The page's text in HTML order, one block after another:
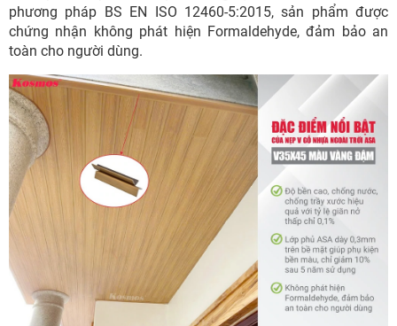
phương pháp BS EN ISO 12460-5:2015, sản phẩm được
chứng nhận không phát hiện Formaldehyde, đảm bảo an
toàn cho người dùng.